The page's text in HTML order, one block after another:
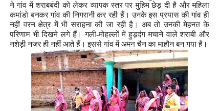
ने गांव में शराबबंदी को लेकर व्यापक स्तर पर मुहिम छेड़ दी है और महिला
कमांडो बनकर गांव की निगरानी कर रही हैं। उनके इस प्रयास की गांव ही
नहीं वरन क्षेत्र में भी सराहना की जा रही है। अब तो उनकी मेहनत के
परिणाम भी दिखने लगे हैं। गली-मोहल्लों में हुड़दंग मचाने वाले शराबी और
नशेड़ी नजर ही नहीं आते हैं। इससे गांव में अमन चैन का माहौन बन गया है।